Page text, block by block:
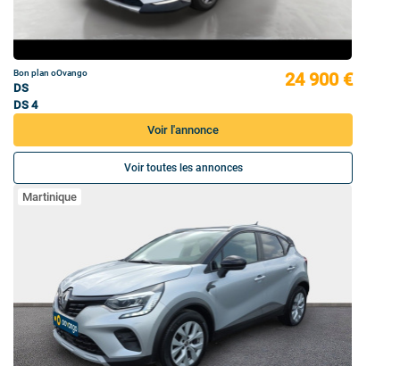
Bon plan oOvango
DS
DS 4
24 900 €
Voir l'annonce
Voir toutes les annonces
Martinique